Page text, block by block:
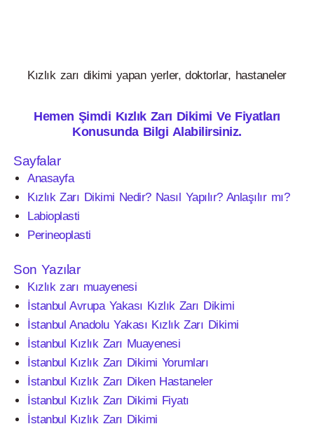
Kızlık zarı dikimi yapan yerler, doktorlar, hastaneler
Hemen Şimdi Kızlık Zarı Dikimi Ve Fiyatları
Konusunda Bilgi Alabilirsiniz.
Sayfalar
Anasayfa
Kızlık Zarı Dikimi Nedir? Nasıl Yapılır? Anlaşılır mı?
Labioplasti
Perineoplasti
Son Yazılar
Kızlık zarı muayenesi
İstanbul Avrupa Yakası Kızlık Zarı Dikimi
İstanbul Anadolu Yakası Kızlık Zarı Dikimi
İstanbul Kızlık Zarı Muayenesi
İstanbul Kızlık Zarı Dikimi Yorumları
İstanbul Kızlık Zarı Diken Hastaneler
İstanbul Kızlık Zarı Dikimi Fiyatı
İstanbul Kızlık Zarı Dikimi